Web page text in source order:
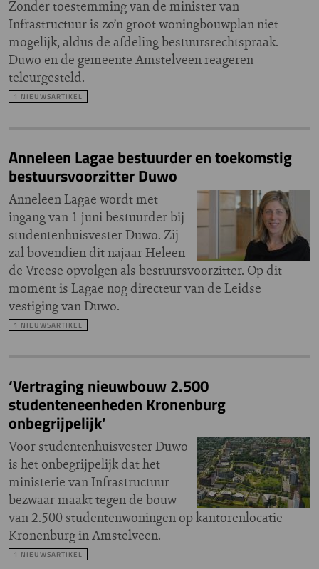
Zonder toestemming van de minister van
Infrastructuur is zo’n groot woningbouwplan niet
mogelijk, aldus de afdeling bestuursrechtspraak.
Duwo en de gemeente Amstelveen reageren
teleurgesteld.
1 NIEUWSARTIKEL
Anneleen Lagae bestuurder en toekomstig
bestuursvoorzitter Duwo
Anneleen Lagae wordt met
ingang van 1 juni bestuurder bij
studentenhuisvester Duwo. Zij
zal bovendien dit najaar Heleen
de Vreese opvolgen als bestuursvoorzitter. Op dit
moment is Lagae nog directeur van de Leidse
vestiging van Duwo.
1 NIEUWSARTIKEL
‘Vertraging nieuwbouw 2.500
studenteneenheden Kronenburg
onbegrijpelijk’
Voor studentenhuisvester Duwo
is het onbegrijpelijk dat het
ministerie van Infrastructuur
bezwaar maakt tegen de bouw
van 2.500 studentenwoningen op kantorenlocatie
Kronenburg in Amstelveen.
1 NIEUWSARTIKEL